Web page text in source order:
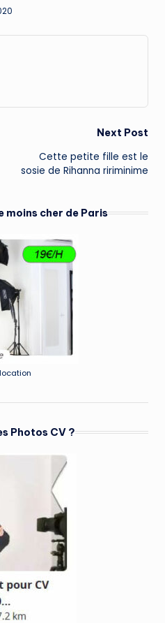
Next Post
Cette petite fille est le
sosie de Rihanna ririminime
moins cher de Paris
Photos CV ?